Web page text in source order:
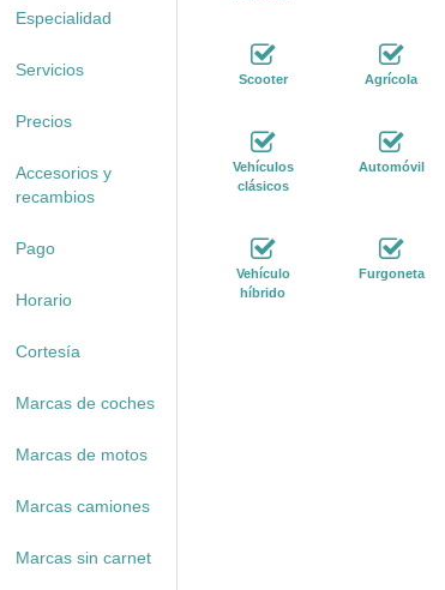
Especialidad
Servicios
Precios
Accesorios y
recambios
Pago
Horario
Cortesía
Marcas de coches
Marcas de motos
Marcas camiones
Marcas sin carnet
Scooter Agrícola
Vehículos
clásicos
Automóvil
Vehículo
híbrido
Furgoneta